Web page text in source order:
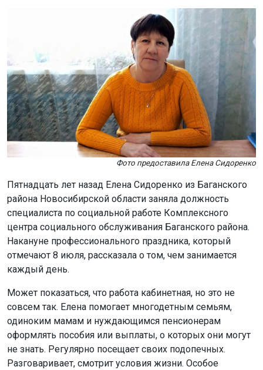
Фото предоставила Елена Сидоренко
Пятнадцать лет назад Елена Сидоренко из Баганского
района Новосибирской области заняла должность
специалиста по социальной работе Комплексного
центра социального обслуживания Баганского района.
Накануне профессионального праздника, который
отмечают 8 июля, рассказала о том, чем занимается
каждый день.
Может показаться, что работа кабинетная, но это не
совсем так. Елена помогает многодетным семьям,
одиноким мамам и нуждающимся пенсионерам
оформлять пособия или выплаты, о которых они могут
не знать. Регулярно посещает своих подопечных.
Разговаривает, смотрит условия жизни. Особое